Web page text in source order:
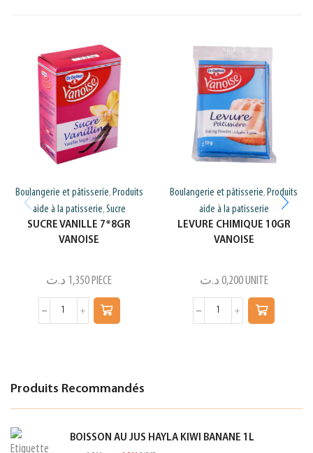
Boulangerie et pâtisserie, Produits
aide à la patisserie, Sucre
SUCRE VANILLE 7*8GR
VANOISE
1,350 د.ت PIECE
Boulangerie et pâtisserie, Produits
aide à la patisserie
LEVURE CHIMIQUE 10GR
VANOISE
0,200 د.ت UNITE
Produits Recommandés
BOISSON AU JUS HAYLA KIWI BANANE 1L